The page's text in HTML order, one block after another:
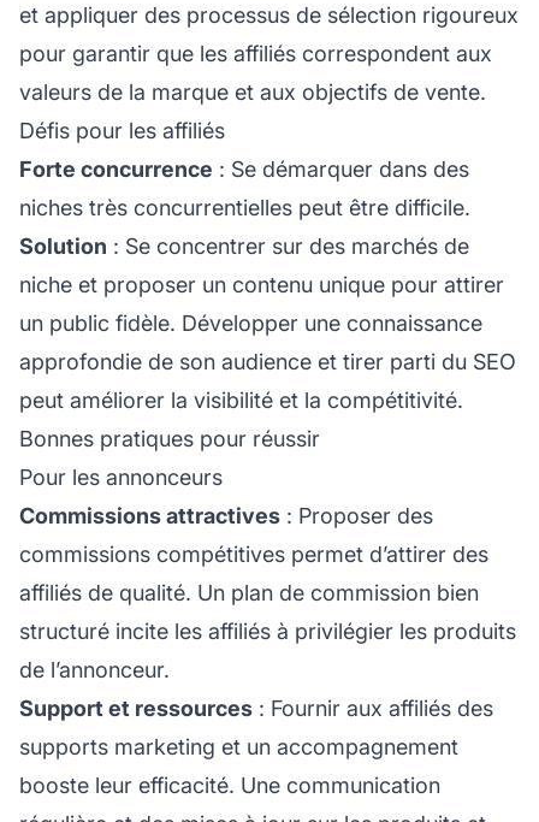
et appliquer des processus de sélection rigoureux
pour garantir que les affiliés correspondent aux
valeurs de la marque et aux objectifs de vente.
Défis pour les affiliés
Forte concurrence : Se démarquer dans des
niches très concurrentielles peut être difficile.
Solution : Se concentrer sur des marchés de
niche et proposer un contenu unique pour attirer
un public fidèle. Développer une connaissance
approfondie de son audience et tirer parti du SEO
peut améliorer la visibilité et la compétitivité.
Bonnes pratiques pour réussir
Pour les annonceurs
Commissions attractives : Proposer des
commissions compétitives permet d’attirer des
affiliés de qualité. Un plan de commission bien
structuré incite les affiliés à privilégier les produits
de l’annonceur.
Support et ressources : Fournir aux affiliés des
supports marketing et un accompagnement
booste leur efficacité. Une communication